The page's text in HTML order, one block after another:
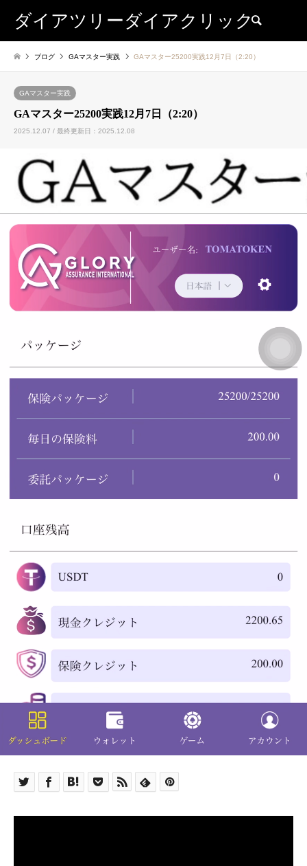
ダイアツリーダイアクリック
ブログ GAマスター実践 GAマスター25200実践12月7日（2:20）
GAマスター実践
GAマスター25200実践12月7日（2:20）
2025.12.07 / 最終更新日：2025.12.08